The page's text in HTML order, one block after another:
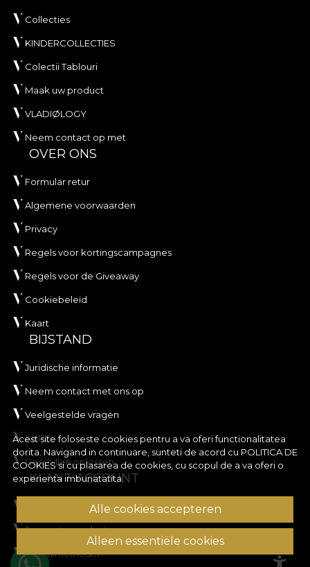
Acest site foloseste cookies pentru a va oferi functionalitatea
dorita. Navigand in continuare, sunteti de acord cu POLITICA DE
COOKIESsi cu plasarea de cookies, cu scopul de a va oferi o
experienta imbunatatita.
Alle cookies accepteren
Alleen essentiële cookies
Collecties
KINDERCOLLECTIES
Colectii Tablouri
Maak uw product
VLADIØLOGY
Neem contact op met
OVER ONS
Formular retur
Algemene voorwaarden
Privacy
Regels voor kortingscampagnes
Regels voor de Giveaway
Cookiebeleid
Kaart
BIJSTAND
Juridische informatie
Neem contact met ons op
Veelgestelde vragen
ANPC
Geschillen oplossen
KLANT ACCOUNT
Bestelgeschiedenis
Favoriete producten
Betaalmethoden